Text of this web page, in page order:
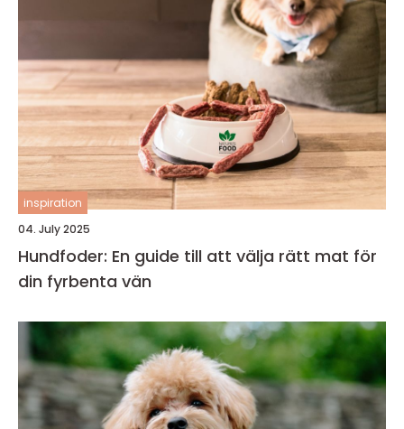
inspiration
04. July 2025
Hundfoder: En guide till att välja rätt mat för
din fyrbenta vän